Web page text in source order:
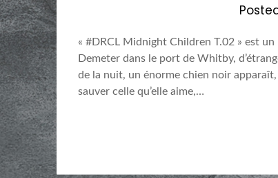
« #DRCL Midnight Children T.02 » est
Demeter dans le port de Whitby,
de la nuit, un énorme chien noir
sauver celle qu’elle aime,…